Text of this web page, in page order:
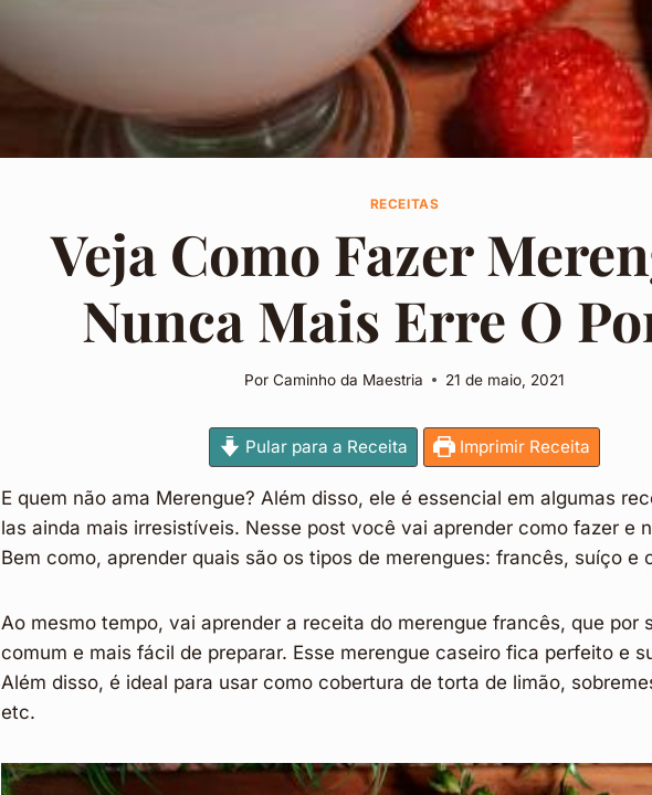
RECEITAS
Veja Como Fazer
Nunca Mais Erre O
Por Caminho da Maestria 21 de maio, 2021
Pular para a Receita Imprimir Receita
E quem não ama Merengue? Além disso, ele é essencial em algumas
las ainda mais irresistíveis. Nesse post você vai aprender como fazer e
Bem como, aprender quais são os tipos de merengues: francês, suíço e
Ao mesmo tempo, vai aprender a receita do merengue francês, que por
comum e mais fácil de preparar. Esse merengue caseiro fica perfeito e
Além disso, é ideal para usar como cobertura de torta de limão,
etc.